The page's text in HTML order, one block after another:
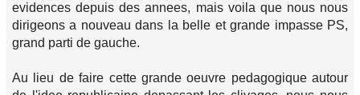
evidences depuis des annees, mais voila que nous nous
dirigeons a nouveau dans la belle et grande impasse PS,
grand parti de gauche.
Au lieu de faire cette grande oeuvre pedagogique autour